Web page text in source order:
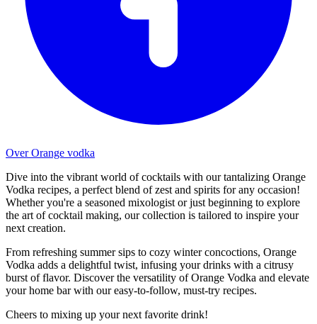
Over Orange vodka
Dive into the vibrant world of cocktails with our tantalizing Orange
Vodka recipes, a perfect blend of zest and spirits for any occasion!
Whether you're a seasoned mixologist or just beginning to explore
the art of cocktail making, our collection is tailored to inspire your
next creation.
From refreshing summer sips to cozy winter concoctions, Orange
Vodka adds a delightful twist, infusing your drinks with a citrusy
burst of flavor. Discover the versatility of Orange Vodka and elevate
your home bar with our easy-to-follow, must-try recipes.
Cheers to mixing up your next favorite drink!